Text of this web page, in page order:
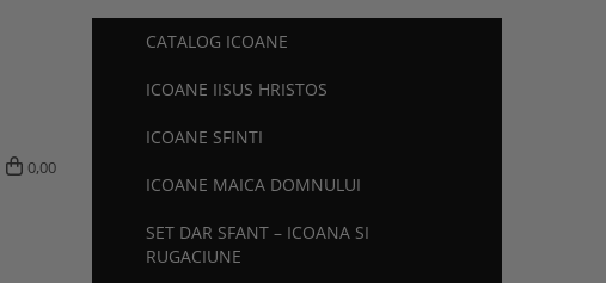
0,00
CATALOG ICOANE
ICOANE IISUS HRISTOS
ICOANE SFINTI
ICOANE MAICA DOMNULUI
SET DAR SFANT – ICOANA SI
RUGACIUNE